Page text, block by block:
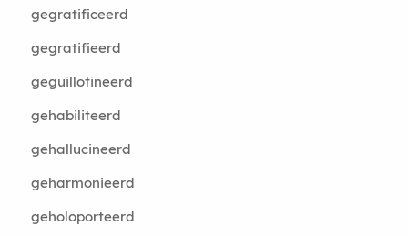
gegratificeerd
gegratifieerd
geguillotineerd
gehabiliteerd
gehallucineerd
geharmonieerd
geholoporteerd